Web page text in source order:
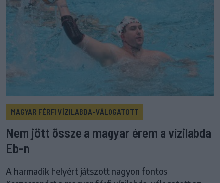
MAGYAR FÉRFI VÍZILABDA-VÁLOGATOTT
Nem jött össze a magyar érem a vízilabda
Eb-n
A harmadik helyért játszott nagyon fontos